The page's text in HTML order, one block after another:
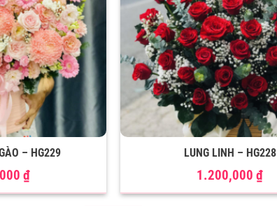
– HG229
₫
LUNG LINH – HG228
1.200,000₫